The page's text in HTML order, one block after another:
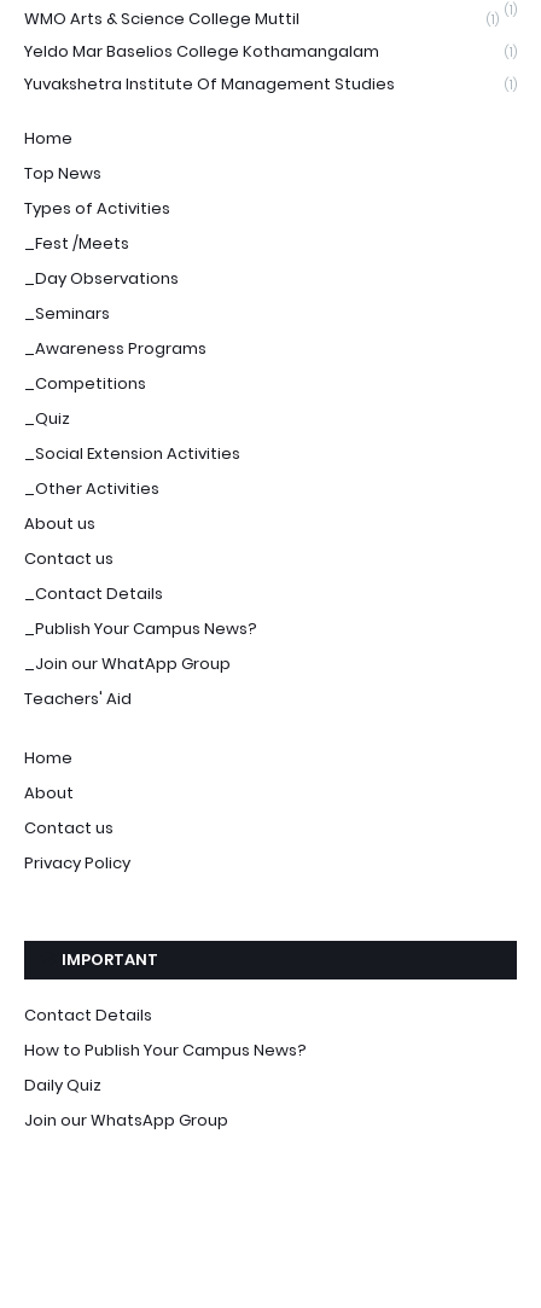
(1)
WMO Arts & Science College Muttil (1)
Yeldo Mar Baselios College Kothamangalam (1)
Yuvakshetra Institute Of Management Studies (1)
Home
Top News
Types of Activities
_Fest /Meets
_Day Observations
_Seminars
_Awareness Programs
_Competitions
_Quiz
_Social Extension Activities
_Other Activities
About us
Contact us
_Contact Details
_Publish Your Campus News?
_Join our WhatApp Group
Teachers' Aid
Home
About
Contact us
Privacy Policy
IMPORTANT
Contact Details
How to Publish Your Campus News?
Daily Quiz
Join our WhatsApp Group